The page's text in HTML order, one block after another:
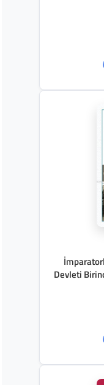
Devleti